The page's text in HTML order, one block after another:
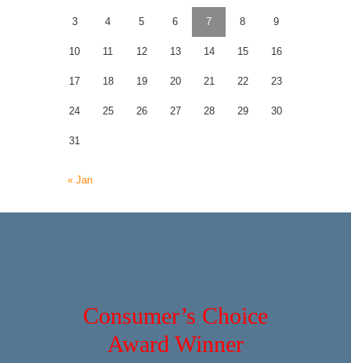
3 4 5 6 7 8 9
10 11 12 13 14 15 16
17 18 19 20 21 22 23
24 25 26 27 28 29 30
31
« Jan
Consumer’s Choice
Award Winner